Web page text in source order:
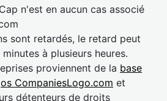
n'est en aucun cas associé
sont retardés, le retard peut
à plusieurs heures.
proviennent de la base
CompaniesLogo.com et
détenteurs de droits